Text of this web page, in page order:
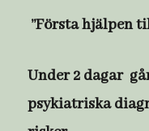
”Första hjälpen
Under 2 dagar
psykiatriska